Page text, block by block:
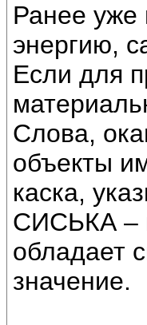
Ранее уже
энергию,
Если для
Слова,
объекты
каска,
СИСЬКА –
обладает
значение.